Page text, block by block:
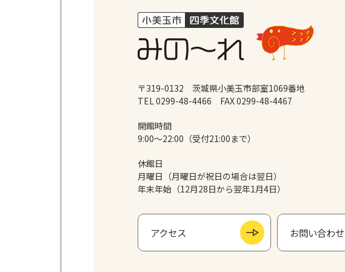
〒319-0132 茨城県小美玉市部室1069番地
TEL 0299-48-4466
FAX 0299-48-4467
開館時間
9:00～22:00（受付21:00まで）
休館日
月曜日（月曜日が祝日の場合は翌日）
年末年始（12月28日から翌年1月4日）
アクセス お問い合わせ